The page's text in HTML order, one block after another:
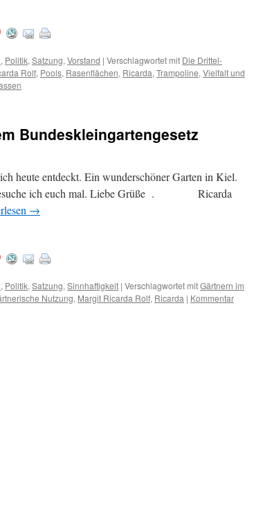
, Politik, Satzung, Vorstand | Verschlagwortet mit Die Drittel-
Rolf, Pools, Rasenflächen, Ricarda, Trampoline, Vielfalt und
Bundeskleingartengesetz
heute entdeckt. Ein wunderschöner Garten in Kiel.
besuche ich euch mal. Liebe Grüße . Ricarda
→
, Politik, Satzung, Sinnhaftigkeit | Verschlagwortet mitGärtnern im
Nutzung, Margit Ricarda Rolf, Ricarda | Kommentar